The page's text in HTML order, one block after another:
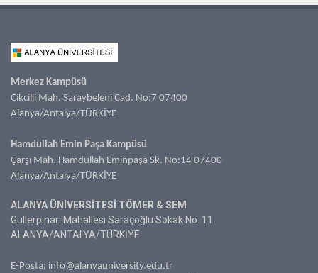
Merkez Kampüsü
Cikcilli Mah. Saraybeleni Cad. No:7 07400
Alanya/Antalya/TÜRKİYE
Hamdullah Emin Paşa Kampüsü
Çarşı Mah. Hamdullah Eminpaşa Sk. No:14 07400
Alanya/Antalya/TÜRKİYE
ALANYA ÜNİVERSİTESİ TÖMER & SEM
Güllerpınarı Mahallesi Saraçoğlu Sokak No: 11
ALANYA/ANTALYA/TÜRKİYE
E-Posta: info@alanyauniversity.edu.tr